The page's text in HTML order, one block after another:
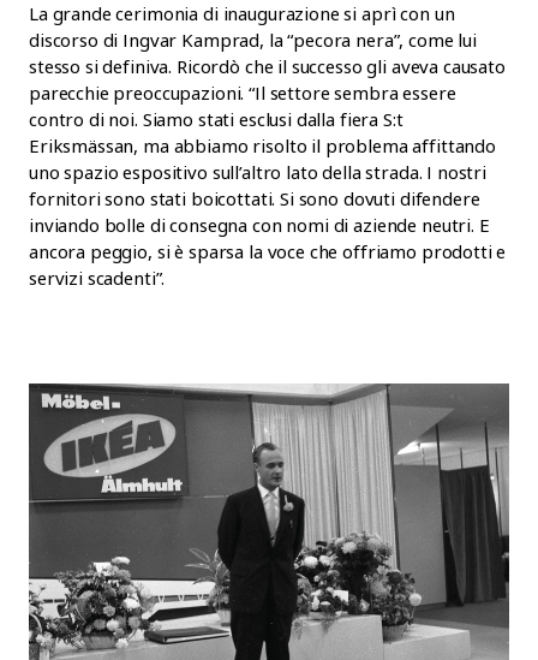
La grande cerimonia di inaugurazione si aprì con un
discorso di Ingvar Kamprad, la “pecora nera”, come lui
stesso si definiva. Ricordò che il successo gli aveva causato
parecchie preoccupazioni. “Il settore sembra essere
contro di noi. Siamo stati esclusi dalla fiera S:t
Eriksmässan, ma abbiamo risolto il problema affittando
uno spazio espositivo sull’altro lato della strada. I nostri
fornitori sono stati boicottati. Si sono dovuti difendere
inviando bolle di consegna con nomi di aziende neutri. E
ancora peggio, si è sparsa la voce che offriamo prodotti e
servizi scadenti”.